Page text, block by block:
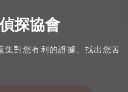
探協會
集對您有利的證據、找出您苦